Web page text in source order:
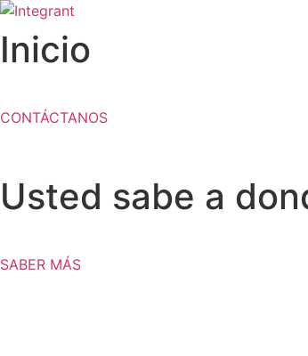
Ir
contenido
Inicio
CONTÁCTANOS
Usted sabe a
SABER MÁS